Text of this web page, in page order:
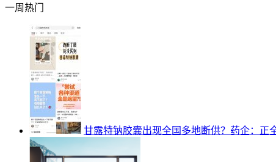
一周热门
甘露特钠胶囊出现全国多地断供？药企：正